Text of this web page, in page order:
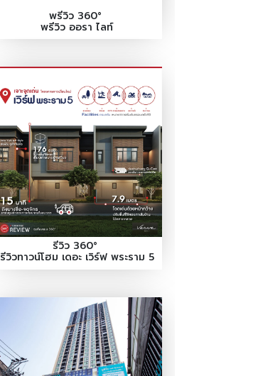
พรีวิว 360°
พรีวิว ออรา ไลท์
รีวิว 360°
รีวิวทาวน์โฮม เดอะ เวิร์ฟ พระราม 5
(THE VERVE RAMA5)